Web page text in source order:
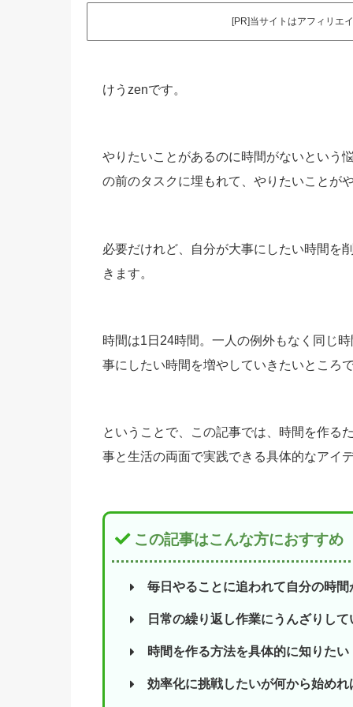
[PR]当サイトはアフィリエ
けうzenです。
やりたいことがあるのに時間がないという
の前のタスクに埋もれて、やりたいことが
必要だけれど、自分が大事にしたい時間を
きます。
時間は1日24時間。一人の例外もなく同じ
事にしたい時間を増やしていきたいところ
ということで、この記事では、時間を作る
事と生活の両面で実践できる具体的なアイ
この記事はこんな方におすすめ
毎日やることに追われて自分の時間
日常の繰り返し作業にうんざりして
時間を作る方法を具体的に知りたい
効率化に挑戦したいが何から始め